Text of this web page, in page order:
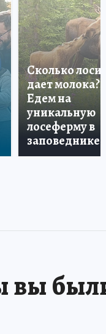
Сколько лосиха
дает молока?
Едем на
уникальную
лосеферму в
заповеднике!
вы